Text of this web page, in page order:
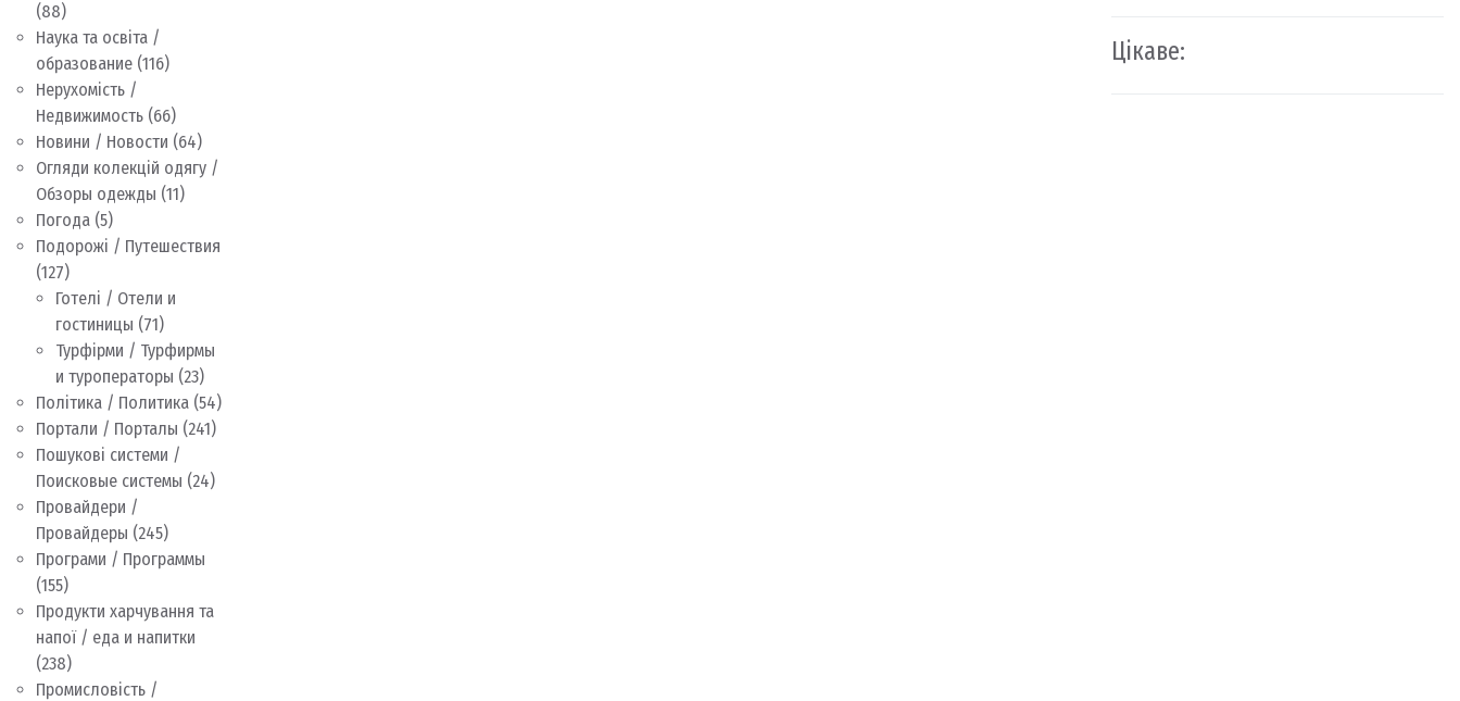
(88)
Наука та освіта /
образование (116)
Нерухомість /
Недвижимость (66)
Новини / Новости (64)
Огляди колекцій одягу /
Обзоры одежды (11)
Погода (5)
Подорожі / Путешествия
(127)
Готелі / Отели и
гостиницы (71)
Турфірми / Турфирмы
и туроператоры (23)
Політика / Политика (54)
Портали / Порталы (241)
Пошукові системи /
Поисковые системы (24)
Провайдери /
Провайдеры (245)
Програми / Программы
(155)
Продукти харчування та
напої / еда и напитки
(238)
Промисловість /
Цікаве: